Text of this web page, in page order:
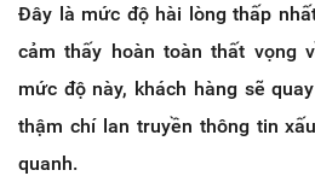
Đây là mức độ hài lòng thấp
cảm thấy hoàn toàn thất vọng
mức độ này, khách hàng sẽ
thậm chí lan truyền thông tin
quanh.